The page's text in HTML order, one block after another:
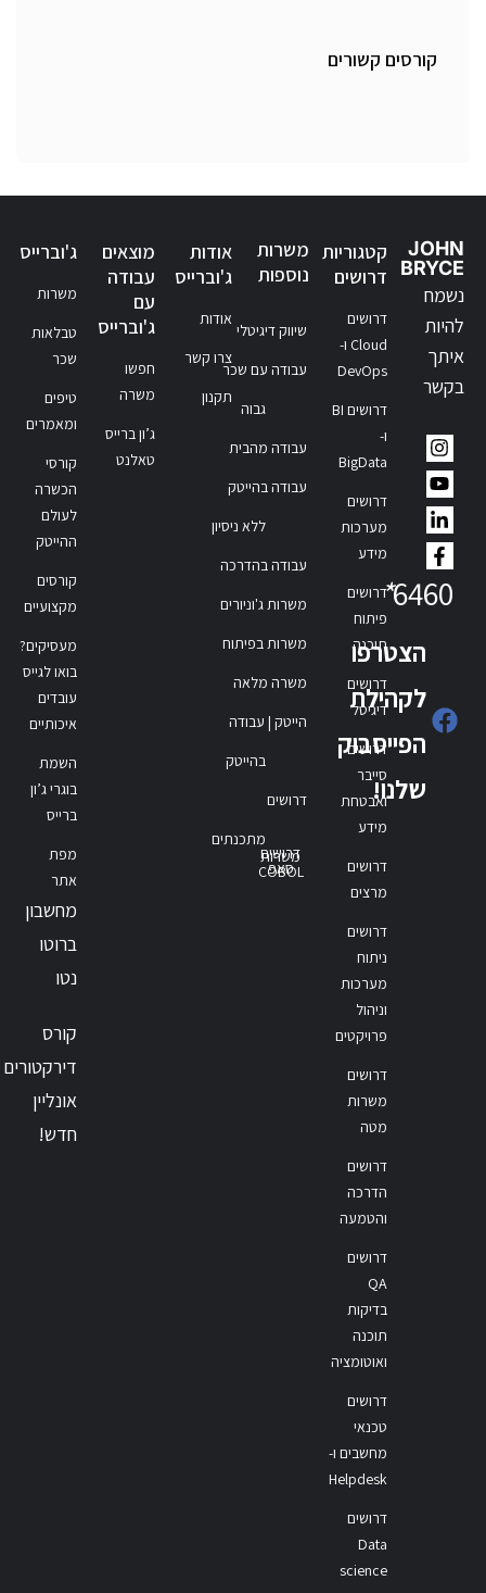
קורסים קשורים
JOHN
BRYCE
נשמח
להיות
איתך
בקשר
6460
*
הצטרפו
לקהילת
הפייסבוק
שלנו!
קטגוריות
דרושים
דרושים
Cloud ו-
DevOps
דרושים BI
ו-
BigData
דרושים
מערכות
מידע
דרושים
פיתוח
תוכנה
דרושים
דיגיטל
דרושים
סייבר
ואבטחת
מידע
דרושים
מרצים
דרושים
ניתוח
מערכות
וניהול
פרויקטים
דרושים
משרות
מטה
דרושים
הדרכה
והטמעה
דרושים
QA
בדיקות
תוכנה
ואוטומציה
דרושים
טכנאי
מחשבים ו-
Helpdesk
דרושים
Data
science
משרות
נוספות
שיווק דיגיטלי
עבודה עם שכר
גבוה
עבודה מהבית
עבודה בהייטק
ללא ניסיון
עבודה בהדרכה
משרות ג'וניורים
משרות בפיתוח
משרה מלאה
הייטק | עבודה
בהייטק
דרושים
מתכנתים
דרושים
סאפ
משרות
COBOL
אודות
ג'וברייס
אודות
צרו קשר
תקנון
מוצאים
עבודה
עם
ג'וברייס
חפשו
משרה
ג’ון ברייס
טאלנט
ג'וברייס
משרות
טבלאות
שכר
טיפים
ומאמרים
קורסי
הכשרה
לעולם
ההייטק
קורסים
מקצועיים
מעסיקים?
בואו לגייס
עובדים
איכותיים
השמת
בוגרי ג’ון
ברייס
מפת
אתר
מחשבון
ברוטו
נטו
קורס
דירקטורים
אונליין
חדש!